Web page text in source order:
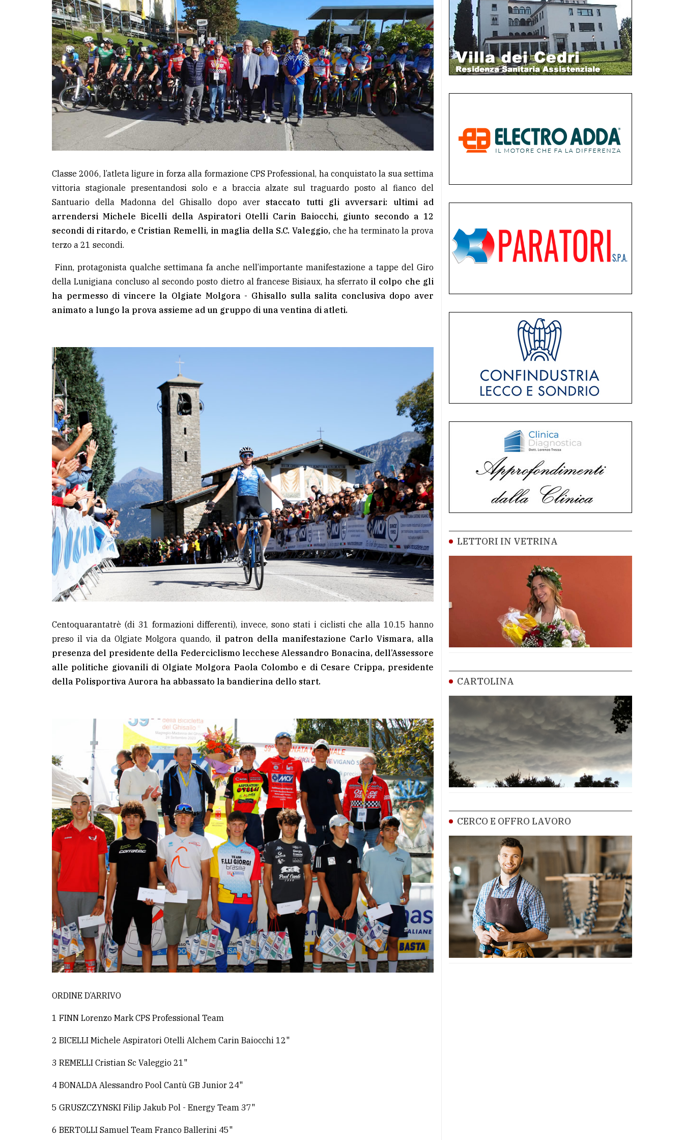
Classe 2006, l’atleta ligure in forza alla formazione CPS Professional, ha conquistato la sua settima
vittoria stagionale presentandosi solo e a braccia alzate sul traguardo posto al fianco del
Santuario della Madonna del Ghisallo dopo aver staccato tutti gli avversari: ultimi ad
arrendersi Michele Bicelli della Aspiratori Otelli Carin Baiocchi, giunto secondo a 12
secondi di ritardo, e Cristian Remelli, in maglia della S.C. Valeggio, che ha terminato la prova
terzo a 21 secondi.
Finn, protagonista qualche settimana fa anche nell’importante manifestazione a tappe del Giro
della Lunigiana concluso al secondo posto dietro al francese Bisiaux, ha sferrato il colpo che gli
ha permesso di vincere la Olgiate Molgora - Ghisallo sulla salita conclusiva dopo aver
animato a lungo la prova assieme ad un gruppo di una ventina di atleti.
Centoquarantatrè (di 31 formazioni differenti), invece, sono stati i ciclisti che alla 10.15 hanno
preso il via da Olgiate Molgora quando, il patron della manifestazione Carlo Vismara, alla
presenza del presidente della Federciclismo lecchese Alessandro Bonacina, dell’Assessore
alle politiche giovanili di Olgiate Molgora Paola Colombo e di Cesare Crippa, presidente
della Polisportiva Aurora ha abbassato la bandierina dello start.
ORDINE D’ARRIVO
1 FINN Lorenzo Mark CPS Professional Team
2 BICELLI Michele Aspiratori Otelli Alchem Carin Baiocchi 12"
3 REMELLI Cristian Sc Valeggio 21"
4 BONALDA Alessandro Pool Cantù GB Junior 24"
5 GRUSZCZYNSKI Filip Jakub Pol - Energy Team 37"
6 BERTOLLI Samuel Team Franco Ballerini 45"
LETTORI IN VETRINA
CARTOLINA
CERCO E OFFRO LAVORO